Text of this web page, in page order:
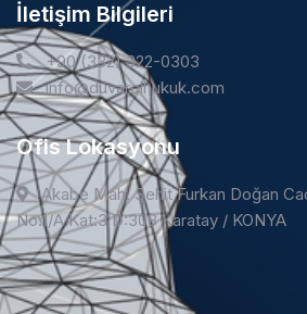
İletişim Bilgileri
+90 (332) 322-0303
info@duvarcihukuk.com
Ofis Lokasyonu
Akabe Mah. Şehit Furkan Doğan
No:1/A Kat:3 D:308 Karatay / KONYA